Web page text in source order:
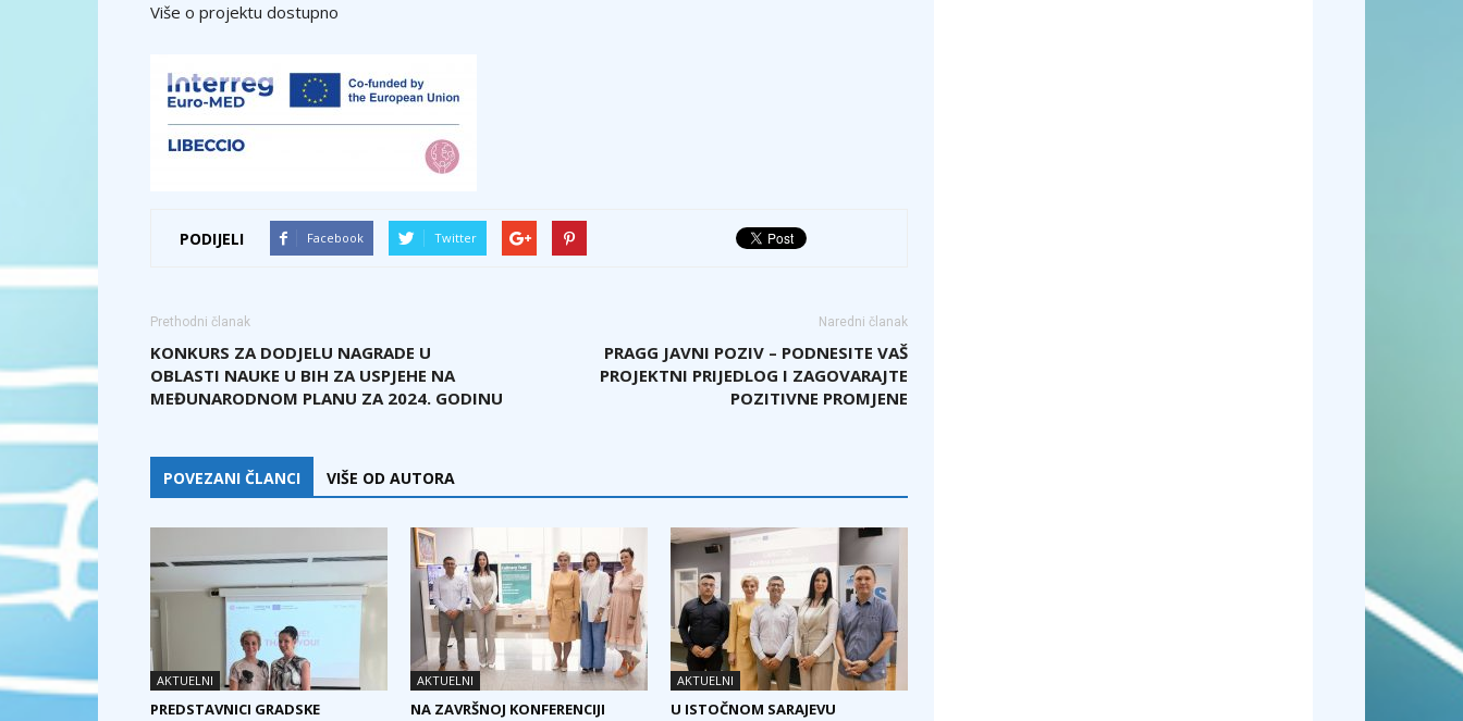
Više o projektu dostupno
PODIJELI Facebook Twitter
Prethodni članak
KONKURS ZA DODJELU NAGRADE U
OBLASTI NAUKE U BIH ZA USPJEHE NA
MEĐUNARODNOM PLANU ZA 2024. GODINU
Naredni članak
PRAGG JAVNI POZIV – PODNESITE VAŠ
PROJEKTNI PRIJEDLOG I ZAGOVARAJTE
POZITIVNE PROMJENE
POVEZANI ČLANCI VIŠE OD AUTORA
AKTUELNI
PREDSTAVNICI GRADSKE
AKTUELNI
NA ZAVRŠNOJ KONFERENCIJI
AKTUELNI
U ISTOČNOM SARAJEVU